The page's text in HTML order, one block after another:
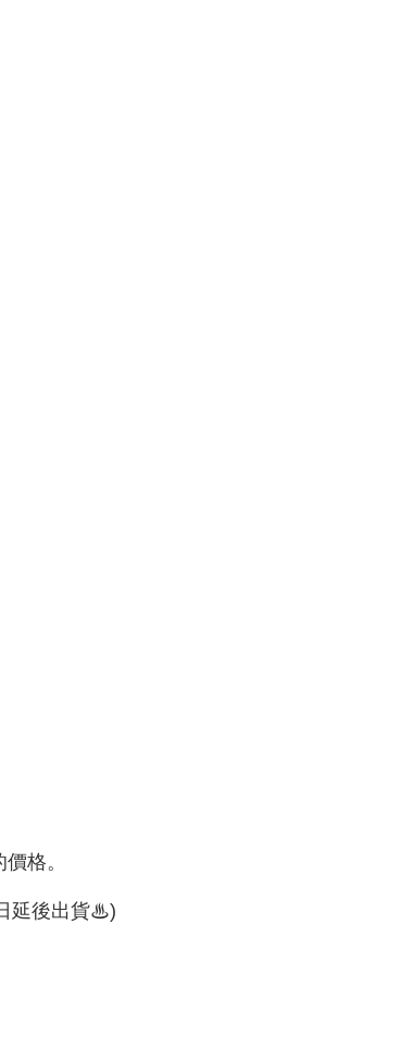
格。
延後出貨♨)